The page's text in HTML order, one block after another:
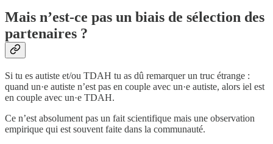
Mais n’est-ce pas un biais de sélection des
partenaires ?
Si tu es autiste et/ou TDAH tu as dû remarquer un truc étrange :
quand un·e autiste n’est pas en couple avec un·e autiste, alors iel est
en couple avec un·e TDAH.
Ce n’est absolument pas un fait scientifique mais une observation
empirique qui est souvent faite dans la communauté.